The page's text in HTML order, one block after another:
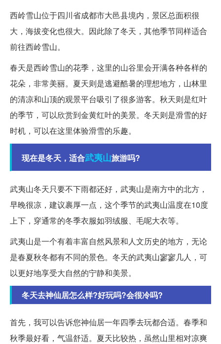
西岭雪山位于四川省成都市大邑县境内，景区总面积很
大，海拔变化也很大。因此除了冬天，其他季节同样适合
前往西岭雪山。
春天是西岭雪山的花季，这里的山谷里会开满各种各样的
花朵，非常美丽。夏天则是逃避酷暑的理想地方，山林里
的清凉和山顶的观景平台吸引了很多游客。秋天则是红叶
的季节，可以欣赏到金黄红叶的美景。冬天则是滑雪的好
时机，可以在这里体验滑雪的乐趣。
现在是冬天，适合武夷山旅游吗?
武夷山冬天只要不下雨都还好，武夷山是南方中的北方，
早晚很凉，建议裹厚一点，这个季节的武夷山温度在10度
上下，穿通常的冬季衣服如羽绒服、毛呢大衣等。
武夷山是一个有着丰富自然风景和人文历史的地方，无论
是春夏秋冬都有不同的景色。冬天的武夷山寥寥几人，可
以更好地享受大自然的宁静和美景。
冬天去神仙居怎么样?好玩吗?会很冷吗?
首先，我可以告诉您神仙居一年四季去玩都合适。春季和
秋季最好看，气温舒适。夏天比较热，虽然山里相对凉爽